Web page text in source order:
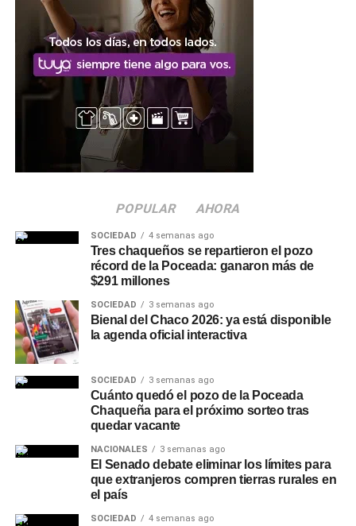
POPULAR AHORA
SOCIEDAD 4 semanas ago
Tres chaqueños se repartieron el pozo
récord de la Poceada: ganaron más de
$291 millones
SOCIEDAD 3 semanas ago
Bienal del Chaco 2026: ya está disponible
la agenda oficial interactiva
SOCIEDAD 3 semanas ago
Cuánto quedó el pozo de la Poceada
Chaqueña para el próximo sorteo tras
quedar vacante
NACIONALES 3 semanas ago
El Senado debate eliminar los límites para
que extranjeros compren tierras rurales en
el país
SOCIEDAD 4 semanas ago